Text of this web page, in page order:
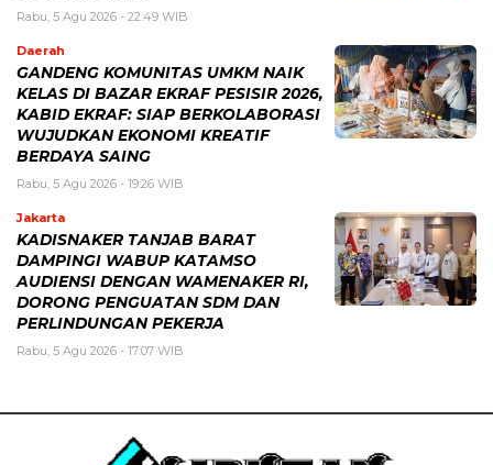
Rabu, 5 Agu 2026 - 22:49 WIB
Daerah
GANDENG KOMUNITAS UMKM NAIK
KELAS DI BAZAR EKRAF PESISIR 2026,
KABID EKRAF: SIAP BERKOLABORASI
WUJUDKAN EKONOMI KREATIF
BERDAYA SAING
Rabu, 5 Agu 2026 - 19:26 WIB
Jakarta
KADISNAKER TANJAB BARAT
DAMPINGI WABUP KATAMSO
AUDIENSI DENGAN WAMENAKER RI,
DORONG PENGUATAN SDM DAN
PERLINDUNGAN PEKERJA
Rabu, 5 Agu 2026 - 17:07 WIB